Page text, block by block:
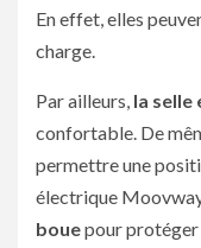
En effet, elles
charge.
Par ailleurs, la selle
confortable. De
permettre une
électrique
bouepour protéger